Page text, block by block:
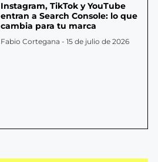
Instagram, TikTok y YouTube
entran a Search Console: lo que
cambia para tu marca
Fabio Cortegana 15 de julio de 2026